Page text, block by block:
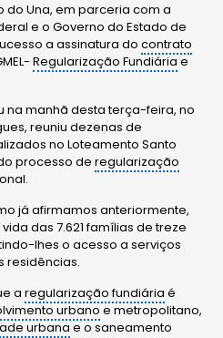
do Una, em parceria com a
e o Governo do Estado de
a assinatura docontrato
Regularização Fundiária e
na manhã desta terça-feira, no
reuniu dezenas de
no Loteamento Santo
processo deregularização
já afirmamos anteriormente,
das 7.621 famílias de treze
lhes o acesso a serviços
residências.
aregularização fundiária é
urbano e metropolitano,
urbana e o saneamento